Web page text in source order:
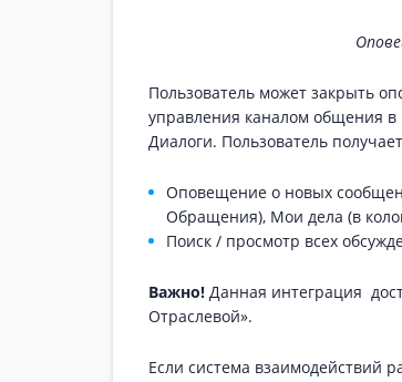
Пользователь может закрыть
управления каналом общения в
Диалоги. Пользователь
Оповещение о новых
Обращения), Мои дела (в
Поиск / просмотр всех
Важно! Данная интеграция
Отраслевой».
Если система взаимодействий